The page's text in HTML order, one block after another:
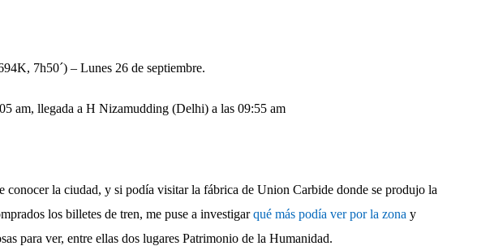
7h50´) – Lunes 26 de septiembre.
am, llegada a H Nizamudding (Delhi) a las 09:55 am
conocer la ciudad, y si podía visitar la fábrica de Union Carbide donde se produjo la
los billetes de tren, me puse a investigarqué más podía ver por la zona y
para ver, entre ellas dos lugares Patrimonio de la Humanidad.